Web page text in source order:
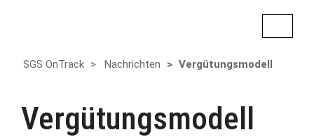
SGS OnTrack
Nachrichten Vergütungsmodell
Vergütungsmodell